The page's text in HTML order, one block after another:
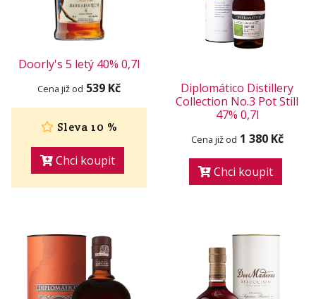
Doorly's 5 letý 40% 0,7l
Cena již od 539 Kč
Sleva 10 %
Chci koupit
Diplomático Distillery
Collection No.3 Pot Still
47% 0,7l
Cena již od 1 380 Kč
Chci koupit